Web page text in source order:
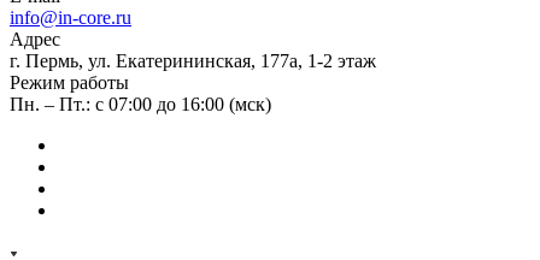
info@in-core.ru
Адрес
г. Пермь, ул. ​Екатерининская, 177а, ​1-2 этаж
Режим работы
Пн. – Пт.: с 07:00 до 16:00 (мск)